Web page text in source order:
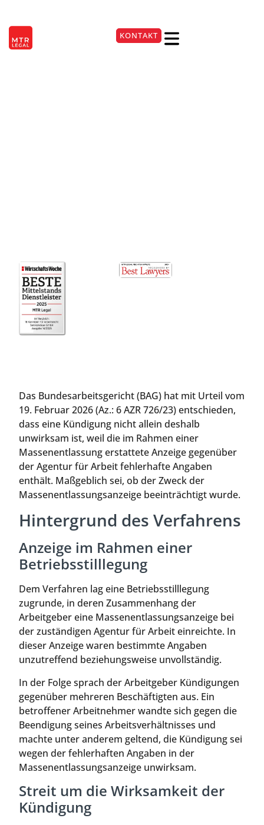
+49 221 9999220 KONTAKT
Das Bundesarbeitsgericht (BAG) hat mit Urteil vom
19. Februar 2026 (Az.: 6 AZR 726/23) entschieden,
dass eine Kündigung nicht allein deshalb
unwirksam ist, weil die im Rahmen einer
Massenentlassung erstattete Anzeige gegenüber
der Agentur für Arbeit fehlerhafte Angaben
enthält. Maßgeblich sei, ob der Zweck der
Massenentlassungsanzeige beeinträchtigt wurde.
Hintergrund des Verfahrens
Anzeige im Rahmen einer
Betriebsstilllegung
Dem Verfahren lag eine Betriebsstilllegung
zugrunde, in deren Zusammenhang der
Arbeitgeber eine Massenentlassungsanzeige bei
der zuständigen Agentur für Arbeit einreichte. In
dieser Anzeige waren bestimmte Angaben
unzutreffend beziehungsweise unvollständig.
In der Folge sprach der Arbeitgeber Kündigungen
gegenüber mehreren Beschäftigten aus. Ein
betroffener Arbeitnehmer wandte sich gegen die
Beendigung seines Arbeitsverhältnisses und
machte unter anderem geltend, die Kündigung sei
wegen der fehlerhaften Angaben in der
Massenentlassungsanzeige unwirksam.
Streit um die Wirksamkeit der
Kündigung